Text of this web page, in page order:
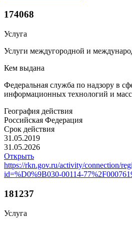
174068
Услуга
Услуги междугородной и
Кем выдана
Федеральная служба по надзору в
информационных технологий и
География действия
Российская Федерация
Срок действия
31.05.2019
31.05.2026
Открыть
https://rkn.gov.ru/activity/connection/
id=%D0%9B030-00114-
181237
Услуга